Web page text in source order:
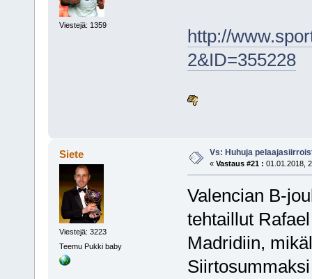
Viestejä: 1359
http://
2&ID=355228
Siete
Viestejä: 3223
Teemu Pukki baby
Vs: Huhuja
« Vastaus #21 : 01.01.2018,
Valencian B-
tehtaillut
Madridiin,